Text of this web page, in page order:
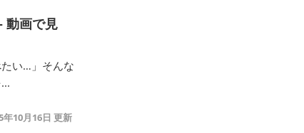
動画で見
たい…」そんな
年10月16日